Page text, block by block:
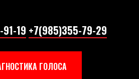
19 +7(985)355-79-29
ГОЛОСА